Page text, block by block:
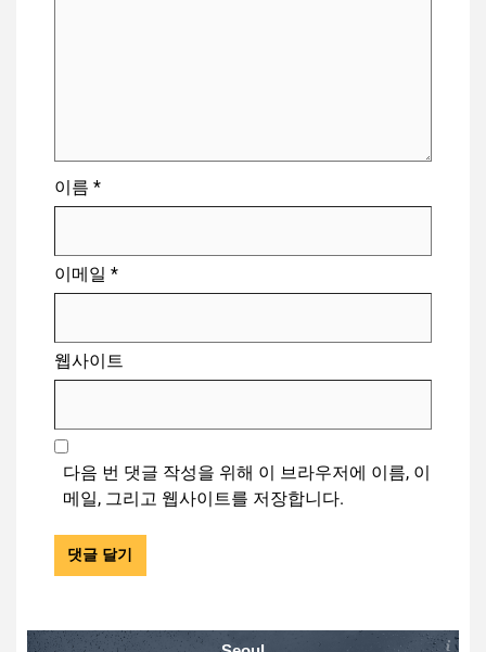
이름 *
이메일 *
웹사이트
다음 번 댓글 작성을 위해 이 브라우저에 이름, 이
메일, 그리고 웹사이트를 저장합니다.